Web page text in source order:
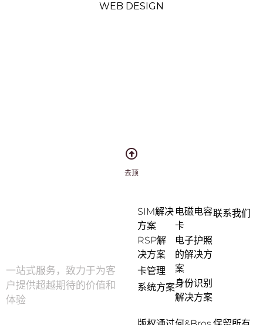
WEB DESIGN
去顶
一站式服务，致力于为客
户提供超越期待的价值和
体验
SIM解决
方案
RSP解
决方案
卡管理
系统方案
电磁电容
卡
电子护照
的解决方
案
身份识别
解决方案
联系我们